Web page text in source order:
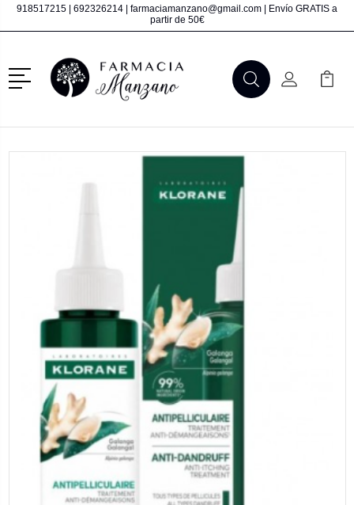
918517215 692326214 farmaciamanzano@gmail.com | Envío GRATIS a
partir de 50€
Menú
BuscarMi Cuenta
Mi